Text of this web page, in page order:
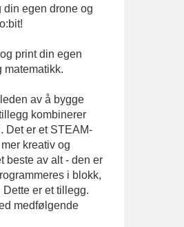
din egen drone og
print din egen
matematikk.
av å bygge
kombinerer
Det er et STEAM-
kreativ og
beste av alt - den er
i blokk,
er et tillegg.
medfølgende